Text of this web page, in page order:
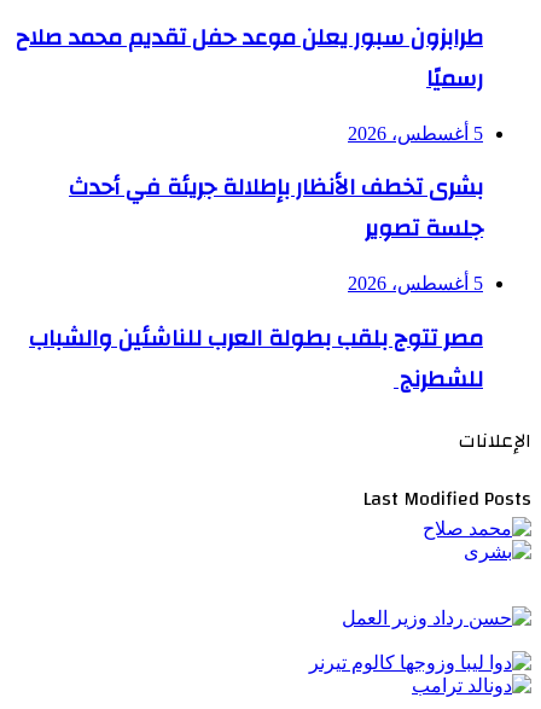
طرابزون سبور يعلن موعد حفل تقديم محمد صلاح
رسميًا
5 أغسطس، 2026
بشرى تخطف الأنظار بإطلالة جريئة في أحدث
جلسة تصوير
5 أغسطس، 2026
مصر تتوج بلقب بطولة العرب للناشئين والشباب
للشطرنج
الإعلانات
Last Modified Posts